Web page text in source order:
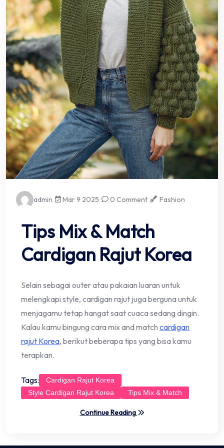
admin Mar 9 2025 0 Comment Fashion
Tips Mix & Match
Cardigan Rajut Korea
Selain sebagai outer atau pakaian luaran untuk
melengkapi style, cardigan rajut juga berguna untuk
menjagamu tetap hangat saat cuaca sedang dingin.
Kalau kamu bingung cara mix and match cardigan
rajut Korea, berikut beberapa tips yang bisa kamu
terapkan.
Tags:
Cardigan Rajut Korea
Style Cardigan Rajut Korea
Tips Mix & Match
Continue Reading